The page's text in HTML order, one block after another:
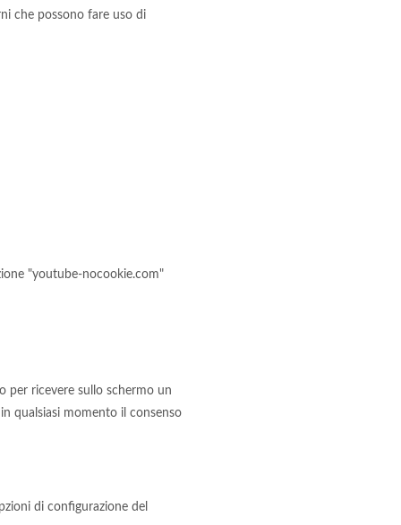
che possono fare uso di
"youtube-nocookie.com"
per ricevere sullo schermo un
qualsiasi momento il consenso
di configurazione del